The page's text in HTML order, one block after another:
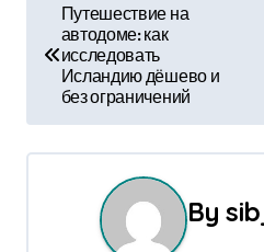
и
Путешествие на
автодоме: как
исследовать
Исландию дёшево и
без ограничений
By